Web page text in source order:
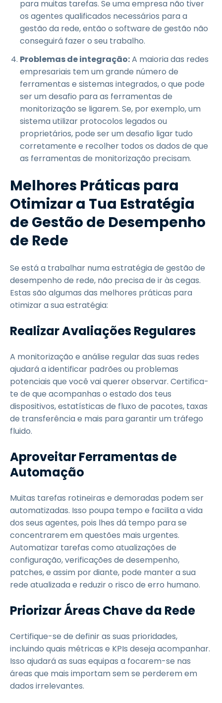
para muitas tarefas. Se uma empresa não tiver
os agentes qualificados necessários para a
gestão da rede, então o software de gestão não
conseguirá fazer o seu trabalho.
Problemas de integração:A maioria das redes
empresariais tem um grande número de
ferramentas e sistemas integrados, o que pode
ser um desafio para as ferramentas de
monitorização se ligarem. Se, por exemplo, um
sistema utilizar protocolos legados ou
proprietários, pode ser um desafio ligar tudo
corretamente e recolher todos os dados de que
as ferramentas de monitorização precisam.
Melhores Práticas para
Otimizar a Tua Estratégia
de Gestão de Desempenho
de Rede
Se está a trabalhar numa estratégia de gestão de
desempenho de rede, não precisa de ir às cegas.
Estas são algumas das melhores práticas para
otimizar a sua estratégia:
Realizar Avaliações Regulares
A monitorização e análise regular das suas redes
ajudará a identificar padrões ou problemas
potenciais que você vai querer observar. Certifica-
te de que acompanhas o estado dos teus
dispositivos, estatísticas de fluxo de pacotes, taxas
de transferência e mais para garantir um tráfego
fluido.
Aproveitar Ferramentas de
Automação
Muitas tarefas rotineiras e demoradas podem ser
automatizadas. Isso poupa tempo e facilita a vida
dos seus agentes, pois lhes dá tempo para se
concentrarem em questões mais urgentes.
Automatizar tarefas como atualizações de
configuração, verificações de desempenho,
patches, e assim por diante, pode manter a sua
rede atualizada e reduzir o risco de erro humano.
Priorizar Áreas Chave da Rede
Certifique-se de definir as suas prioridades,
incluindo quais métricas e KPIs deseja acompanhar.
Isso ajudará as suas equipas a focarem-se nas
áreas que mais importam sem se perderem em
dados irrelevantes.